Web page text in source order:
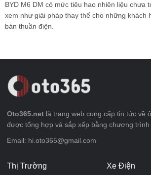
BYD M6 DM có mức tiêu hao nhiên liệu chưa
xem như giải pháp thay thế cho những khách
bản thuần điện.
Oto365.net là trang web cung cấp tin tức về
được tổng hợp và sắp xếp bằng chương trình
Email: hi.oto365@gmail.com
Thị Trường Xe Điện